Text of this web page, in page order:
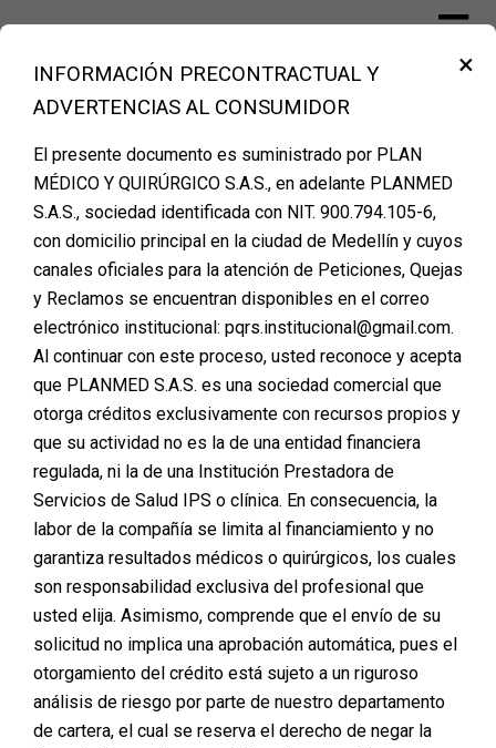
Financiación Cirugía Plástica Medellín
– PLANMED
Impacto emocional: ¿Cómo
contribuye la cirugía
plástica al bienestar
mental?
Posted onjulio 8, 2025
Durante años, la cirugía plástica ha sido vista
únicamente como una herramienta para modificar la
apariencia física. Pero cada vez más estudios y
experiencias reales demuestran que su efecto va
autoestima y la forma en que las personas se
relacionan con el mundo.
En este artículo exploramos el impacto emocional de la
qué en Planmed no solo financiamos procedimientos,
sino que acompañamos procesos de vida.
×
INFORMACIÓN PRECONTRACTUAL Y
ADVERTENCIAS AL CONSUMIDOR
El presente documento es suministrado por PLAN
MÉDICO Y QUIRÚRGICO S.A.S., en adelante PLANMED
S.A.S., sociedad identificada con NIT. 900.794.105-6,
con domicilio principal en la ciudad de Medellín y cuyos
canales oficiales para la atención de Peticiones, Quejas
y Reclamos se encuentran disponibles en el correo
electrónico institucional: pqrs.institucional@gmail.com.
Al continuar con este proceso, usted reconoce y acepta
que PLANMED S.A.S. es una sociedad comercial que
otorga créditos exclusivamente con recursos propios y
que su actividad no es la de una entidad financiera
regulada, ni la de una Institución Prestadora de
Servicios de Salud IPS o clínica. En consecuencia, la
labor de la compañía se limita al financiamiento y no
garantiza resultados médicos o quirúrgicos, los cuales
son responsabilidad exclusiva del profesional que
usted elija. Asimismo, comprende que el envío de su
solicitud no implica una aprobación automática, pues el
otorgamiento del crédito está sujeto a un riguroso
análisis de riesgo por parte de nuestro departamento
de cartera, el cual se reserva el derecho de negar la